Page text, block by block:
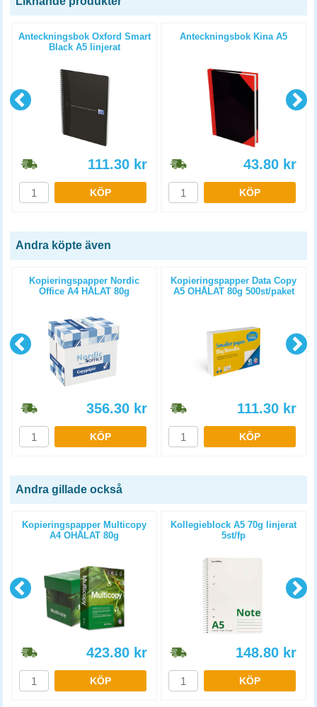
Anteckningsbok Oxford Smart
Black A5 linjerat
111.30 kr
KÖP
Anteckningsbok Kina A5
43.80 kr
KÖP
Andra köpte även
Kopieringspapper Nordic
Office A4 HÅLAT 80g
356.30 kr
KÖP
Kopieringspapper Data Copy
A5 OHÅLAT 80g 500st/paket
111.30 kr
KÖP
Andra gillade också
Kopieringspapper Multicopy
A4 OHÅLAT 80g
423.80 kr
KÖP
Kollegieblock A5 70g linjerat
5st/fp
148.80 kr
KÖP